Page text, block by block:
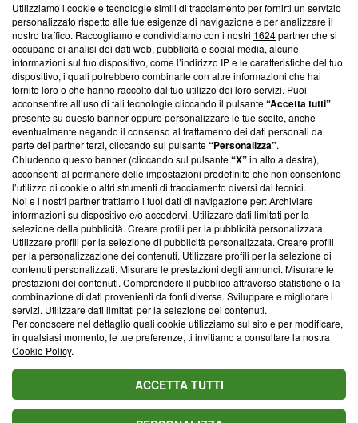
Questa sezione offre informazioni trasparenti su Blasting
News, sui nostri processi editoriali e su come ci impegniamo a
creare news di qualità. Inoltre, afferma la nostra aderenza a
‘Trust Project - News with Integrity’Blasting News non è
ancora membro del programma, ma ha richiesto di farne
parte; Trust Project non ha ancora effettuato una verifica di
conformità agli standard.
Su di noi
Team editoriale
Corporate
Redazione
Informativa Privacy
Cookie Policy
Blasting SA, IDI CHE-247.845.224, Via Carlo Frasca, 3 - 6900
Lugano (Svizzera) Tel:+39 0690258937
© 2026 Blasting News
Utilizziamo i cookie e tecnologie simili di tracciamento per fornirti un servizio
personalizzato rispetto alle tue esigenze di navigazione e per analizzare il
nostro traffico. Raccogliamo e condividiamo con i nostri 1624partner che si
occupano di analisi dei dati web, pubblicità e social media, alcune
informazioni sul tuo dispositivo, come l’indirizzo IP e le caratteristiche del tuo
dispositivo, i quali potrebbero combinarle con altre informazioni che hai
fornito loro o che hanno raccolto dal tuo utilizzo dei loro servizi. Puoi
acconsentire all’uso di tali tecnologie cliccando il pulsante“Accetta tutti”
presente su questo banner oppure personalizzare le tue scelte, anche
eventualmente negando il consenso al trattamento dei dati personali da
parte dei partner terzi, cliccando sul pulsante“Personalizza”.
Chiudendo questo banner (cliccando sul pulsante“X”in alto a destra),
acconsenti al permanere delle impostazioni predefinite che non consentono
l’utilizzo di cookie o altri strumenti di tracciamento diversi dai tecnici.
Noi e i nostri partner trattiamo i tuoi dati di navigazione per: Archiviare
informazioni su dispositivo e/o accedervi. Utilizzare dati limitati per la
selezione della pubblicità. Creare profili per la pubblicità personalizzata.
Utilizzare profili per la selezione di pubblicità personalizzata. Creare profili
per la personalizzazione dei contenuti. Utilizzare profili per la selezione di
contenuti personalizzati. Misurare le prestazioni degli annunci. Misurare le
prestazioni dei contenuti. Comprendere il pubblico attraverso statistiche o la
combinazione di dati provenienti da fonti diverse. Sviluppare e migliorare i
servizi. Utilizzare dati limitati per la selezione dei contenuti.
Per conoscere nel dettaglio quali cookie utilizziamo sul sito e per modificare,
in qualsiasi momento, le tue preferenze, ti invitiamo a consultare la nostra
Cookie Policy.
ACCETTA TUTTI